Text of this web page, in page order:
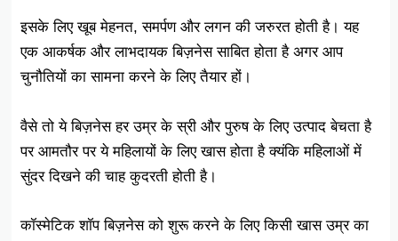
इसके लिए खूब मेहनत, समर्पण और लगन की जरुरत होती है। यह
एक आकर्षक और लाभदायक बिज़नेस साबित होता है अगर आप
चुनौतियों का सामना करने के लिए तैयार हों।
वैसे तो ये बिज़नेस हर उम्र के स्री और पुरुष के लिए उत्पाद बेचता है
पर आमतौर पर ये महिलायों के लिए खास होता है क्यंकि महिलाओं में
सुंदर दिखने की चाह कुदरती होती है।
कॉस्मेटिक शॉप बिज़नेस को शुरू करने के लिए किसी खास उम्र का